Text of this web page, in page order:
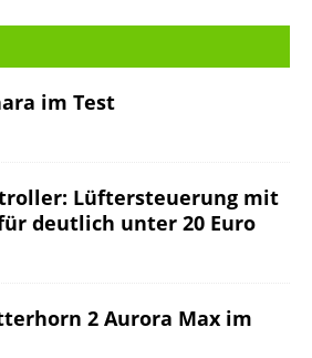
im Test
Lüftersteuerung mit
deutlich unter 20 Euro
2 Aurora Max im